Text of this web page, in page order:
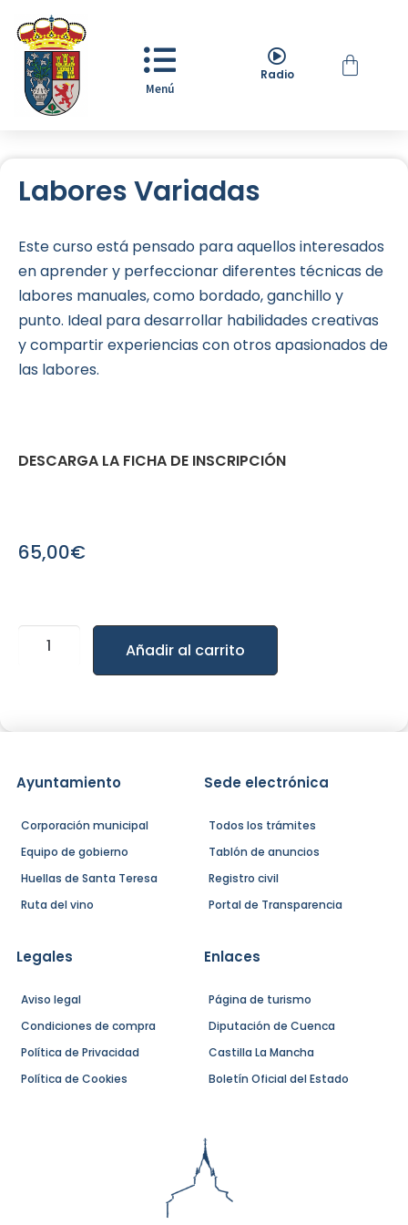
Menú
Radio
Labores Variadas
Este curso está pensado para aquellos interesados
en aprender y perfeccionar diferentes técnicas de
labores manuales, como bordado, ganchillo y
punto. Ideal para desarrollar habilidades creativas
y compartir experiencias con otros apasionados de
las labores.
DESCARGA LA FICHA DE INSCRIPCIÓN
65,00€
Añadir al carrito
Ayuntamiento
Corporación municipal
Equipo de gobierno
Huellas de Santa Teresa
Ruta del vino
Sede electrónica
Todos los trámites
Tablón de anuncios
Registro civil
Portal de Transparencia
Legales
Aviso legal
Condiciones de compra
Política de Privacidad
Política de Cookies
Enlaces
Página de turismo
Diputación de Cuenca
Castilla La Mancha
Boletín Oficial del Estado